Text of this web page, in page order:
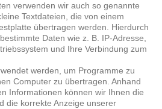
verwenden wir auch so genannte
Textdateien, die von einem
übertragen werden. Hierdurch
Daten wie z. B. IP-Adresse,
und Ihre Verbindung zum
werden, um Programme zu
Computer zu übertragen. Anhand
Informationen können wir Ihnen die
die korrekte Anzeige unserer